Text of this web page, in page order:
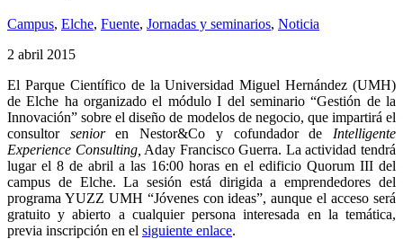
Campus, Elche, Fuente, Jornadas y seminarios, Noticia
2 abril 2015
El Parque Científico de la Universidad Miguel Hernández (UMH)
de Elche ha organizado el módulo I del seminario “Gestión de la
Innovación” sobre el diseño de modelos de negocio, que impartirá el
consultorsenioren Nestor&Co y cofundador de Intelligente
Experience Consulting, Aday Francisco Guerra. La actividad tendrá
lugar el 8 de abril a las 16:00 horas en el edificio Quorum III del
campus de Elche. La sesión está dirigida a emprendedores del
programa YUZZ UMH “Jóvenes con ideas”, aunque el acceso será
gratuito y abierto a cualquier persona interesada en la temática,
previa inscripción en el siguiente enlace.